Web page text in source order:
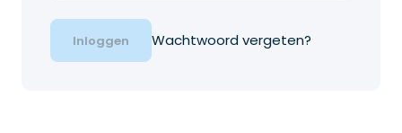
Inloggen Wachtwoord vergeten?